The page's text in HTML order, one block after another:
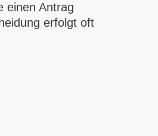
einen Antrag
erfolgt oft